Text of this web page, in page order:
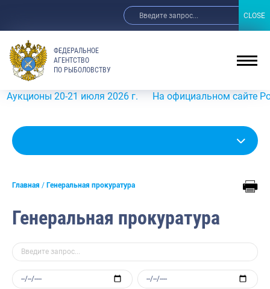
ФЕДЕРАЛЬНОЕ
АГЕНТСТВО
ПО РЫБОЛОВСТВУ
21 июля 2026 г. На официальном сайте
Главная Генеральная прокуратура
Генеральная прокуратура
CLOSE
CLOSE